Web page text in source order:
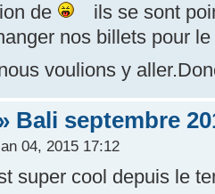
de
ils se sont
nos billets pour
voulions y
Bali septembre
04, 2015 17:12
super cool depuis le